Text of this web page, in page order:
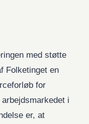
med støtte
Folketinget en
for
i
er, at